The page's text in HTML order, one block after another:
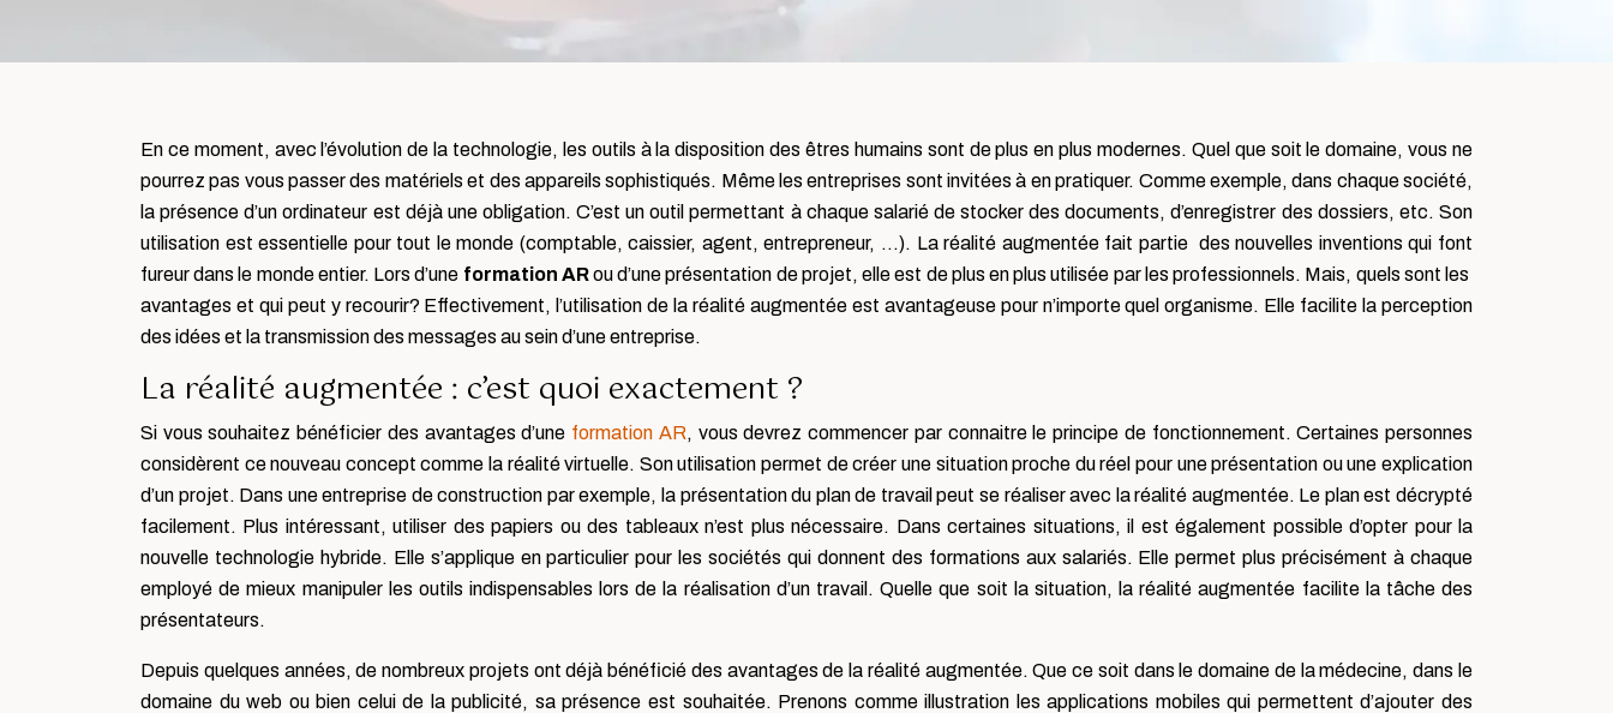
En ce moment, avec l’évolution de la technologie, les outils à la disposition des êtres humains sont de plus en plus modernes. Quel que soit le domaine, vous ne
pourrez pas vous passer des matériels et des appareils sophistiqués. Même les entreprises sont invitées à en pratiquer. Comme exemple, dans chaque société,
la présence d’un ordinateur est déjà une obligation. C’est un outil permettant à chaque salarié de stocker des documents, d’enregistrer des dossiers, etc. Son
utilisation est essentielle pour tout le monde (comptable, caissier, agent, entrepreneur, …). La réalité augmentée fait partie des nouvelles inventions qui font
fureur dans le monde entier. Lors d’une formation ARou d’une présentation de projet, elle est de plus en plus utilisée par les professionnels. Mais, quels sont les
avantages et qui peut y recourir? Effectivement, l’utilisation de la réalité augmentée est avantageuse pour n’importe quel organisme. Elle facilite la perception
des idées et la transmission des messages au sein d’une entreprise.
La réalité augmentée : c’est quoi exactement ?
Si vous souhaitez bénéficier des avantages d’une formation AR, vous devrez commencer par connaitre le principe de fonctionnement. Certaines personnes
considèrent ce nouveau concept comme la réalité virtuelle. Son utilisation permet de créer une situation proche du réel pour une présentation ou une explication
d’un projet. Dans une entreprise de construction par exemple, la présentation du plan de travail peut se réaliser avec la réalité augmentée. Le plan est décrypté
facilement. Plus intéressant, utiliser des papiers ou des tableaux n’est plus nécessaire. Dans certaines situations, il est également possible d’opter pour la
nouvelle technologie hybride. Elle s’applique en particulier pour les sociétés qui donnent des formations aux salariés. Elle permet plus précisément à chaque
employé de mieux manipuler les outils indispensables lors de la réalisation d’un travail. Quelle que soit la situation, la réalité augmentée facilite la tâche des
présentateurs.
Depuis quelques années, de nombreux projets ont déjà bénéficié des avantages de la réalité augmentée. Que ce soit dans le domaine de la médecine, dans le
domaine du web ou bien celui de la publicité, sa présence est souhaitée. Prenons comme illustration les applications mobiles qui permettent d’ajouter des